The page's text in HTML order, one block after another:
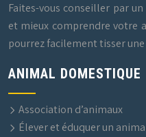
Faites-vous conseiller par
et mieux comprendre votre
pourrez facilement tisser
ANIMAL DOMESTIQUE
Association d’animaux
Élever et éduquer un